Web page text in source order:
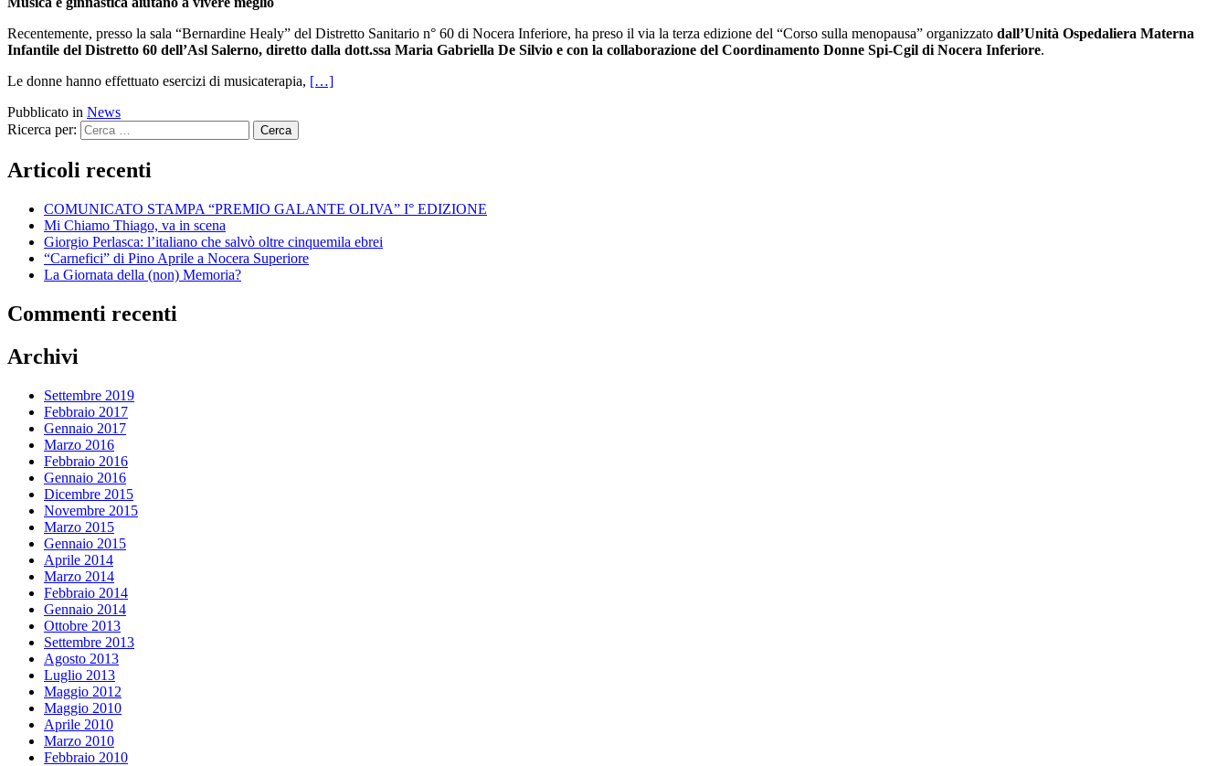
Recentemente, presso la sala “Bernardine Healy” del Distretto Sanitario n° 60 di Nocera Inferiore, ha preso il via la terza edizione del “Corso sulla menopausa” organizzato dall’Unità Ospedaliera Materna
Infantile del Distretto 60 dell’Asl Salerno, diretto dalla dott.ssa Maria Gabriella De Silvio e con la collaborazione del Coordinamento Donne Spi-Cgil di Nocera Inferiore.
Le donne hanno effettuato esercizi di musicaterapia, […]
Pubblicato in News
Ricerca per:
Articoli recenti
COMUNICATO STAMPA “PREMIO GALANTE OLIVA” I° EDIZIONE
Mi Chiamo Thiago, va in scena
Giorgio Perlasca: l’italiano che salvò oltre cinquemila ebrei
“Carnefici” di Pino Aprile a Nocera Superiore
La Giornata della (non) Memoria?
Commenti recenti
Archivi
Settembre 2019
Febbraio 2017
Gennaio 2017
Marzo 2016
Febbraio 2016
Gennaio 2016
Dicembre 2015
Novembre 2015
Marzo 2015
Gennaio 2015
Aprile 2014
Marzo 2014
Febbraio 2014
Gennaio 2014
Ottobre 2013
Settembre 2013
Agosto 2013
Luglio 2013
Maggio 2012
Maggio 2010
Aprile 2010
Marzo 2010
Febbraio 2010